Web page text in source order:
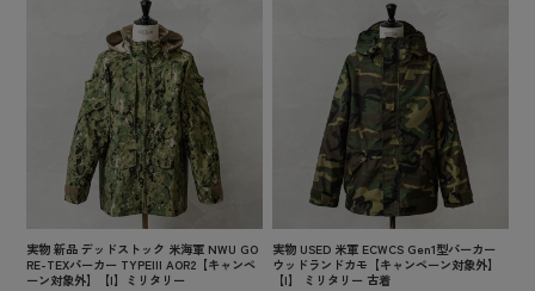
実物 新品 デッドストック 米海軍 NWU GO
RE-TEXパーカー TYPEIII AOR2【キャンペ
ーン対象外】【I】ミリタリー
実物 USED 米軍 ECWCS Gen1型パーカー
ウッドランドカモ【キャンペーン対象外】
【I】 ミリタリー 古着